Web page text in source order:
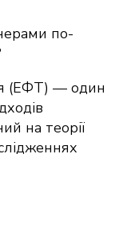
по-
(ЕФТ) — один
на теорії